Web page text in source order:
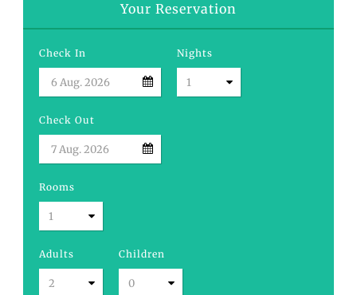
Your Reservation
Check In Nights
Check Out
Rooms
Adults Children